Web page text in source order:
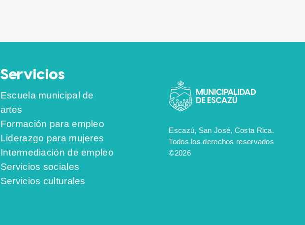
Servicios
Escuela municipal de
artes
Formación para empleo
Liderazgo para mujeres
Intermediación de empleo
Servicios sociales
Servicios culturales
Escazú, San José, Costa Rica.
Todos los derechos reservados
©2026